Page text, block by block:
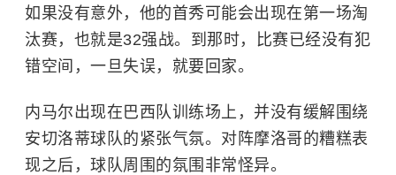
如果没有意外，他的首秀可能会出现在第一场淘
汰赛，也就是32强战。到那时，比赛已经没有犯
错空间，一旦失误，就要回家。
内马尔出现在巴西队训练场上，并没有缓解围绕
安切洛蒂球队的紧张气氛。对阵摩洛哥的糟糕表
现之后，球队周围的氛围非常怪异。